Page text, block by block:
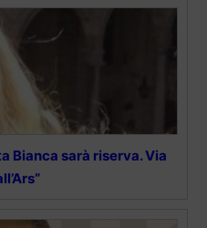
Bianca sarà riserva. Via